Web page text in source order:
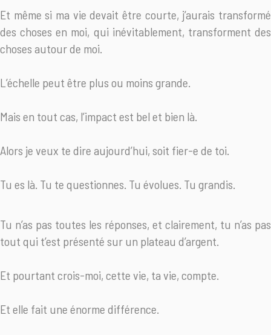
Et même si ma vie devait être courte, j’aurais transformé
des choses en moi, qui inévitablement, transforment des
choses autour de moi.
L’échelle peut être plus ou moins grande.
Mais en tout cas, l’impact est bel et bien là.
Alors je veux te dire aujourd’hui, soit fier-e de toi.
Tu es là. Tu te questionnes. Tu évolues. Tu grandis.
Tu n’as pas toutes les réponses, et clairement, tu n’as pas
tout qui t’est présenté sur un plateau d’argent.
Et pourtant crois-moi, cette vie, ta vie, compte.
Et elle fait une énorme différence.